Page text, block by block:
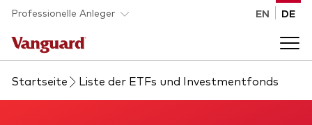
Skip to main content
Professionelle Anleger EN DE
Fonds und ETFs
Startseite Liste der ETFs und Investmentfonds